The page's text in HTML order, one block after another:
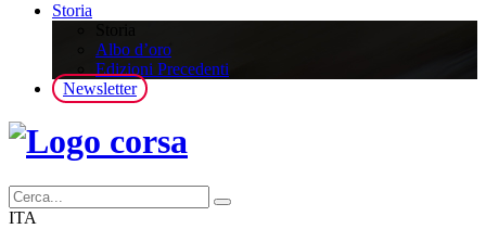
Storia
Albo d’oro
Edizioni Precedenti
Newsletter
ITA